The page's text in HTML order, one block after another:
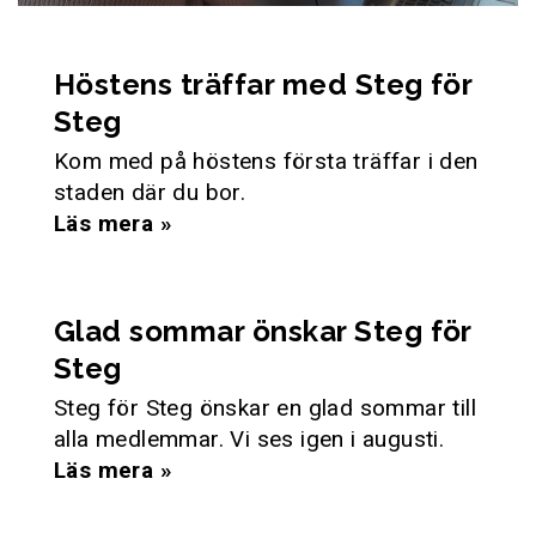
Höstens träffar med Steg för
Steg
Kom med på höstens första träffar i den
staden där du bor.
Läs mera »
Glad sommar önskar Steg för
Steg
Steg för Steg önskar en glad sommar till
alla medlemmar. Vi ses igen i augusti.
Läs mera »